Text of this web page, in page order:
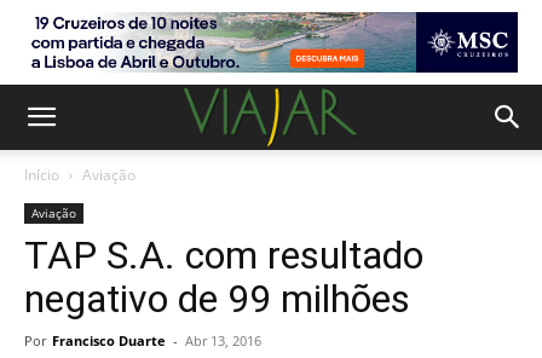
Início Aviação
Aviação
TAP S.A. com resultado
negativo de 99 milhões
Por Francisco Duarte - Abr 13, 2016